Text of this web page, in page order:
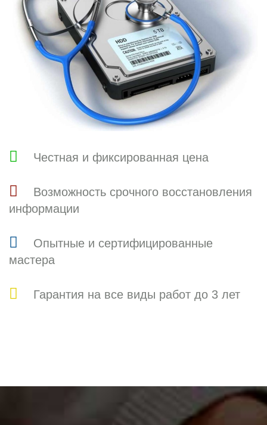
Честная и фиксированная цена
Возможность срочного восстановления
информации
Опытные и сертифицированные
мастера
Гарантия на все виды работ до 3 лет